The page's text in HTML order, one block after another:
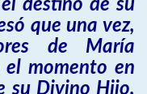
destino de su
que una vez,
de María
el momento en
su Divino Hijo,